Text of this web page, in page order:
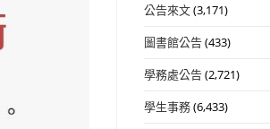
公告來文(3,171)
圖書館公告(433)
學務處公告(2,721)
學生事務(6,433)